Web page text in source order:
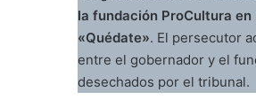
la fundación ProCultura en
«Quédate». El persecutor
entre el gobernador y el
desechados por el tribunal.